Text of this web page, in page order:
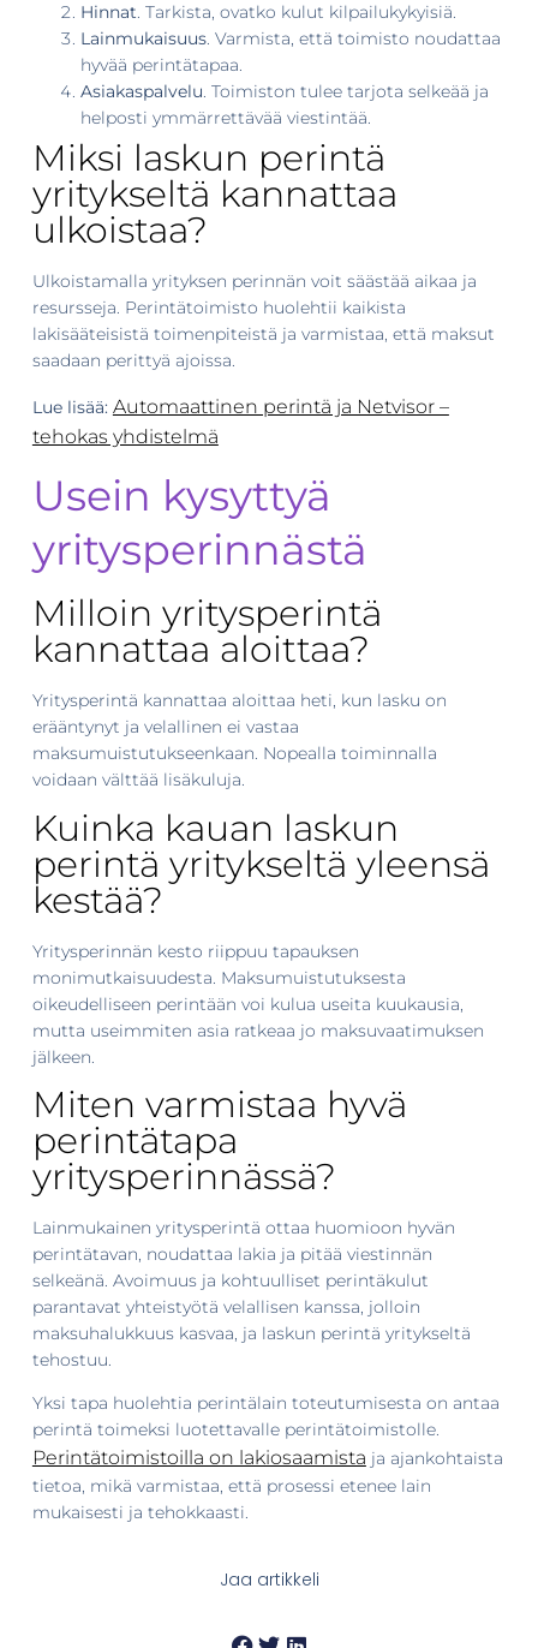
Hinnat. Tarkista, ovatko kulut kilpailukykyisiä.
Lainmukaisuus. Varmista, että toimisto noudattaa
hyvää perintätapaa.
Asiakaspalvelu. Toimiston tulee tarjota selkeää ja
helposti ymmärrettävää viestintää.
Miksi laskun perintä
yritykseltä kannattaa
ulkoistaa?
Ulkoistamalla yrityksen perinnän voit säästää aikaa ja
resursseja. Perintätoimisto huolehtii kaikista
lakisääteisistä toimenpiteistä ja varmistaa, että maksut
saadaan perittyä ajoissa.
Lue lisää: Automaattinen perintä ja Netvisor –
tehokas yhdistelmä
Usein kysyttyä
yritysperinnästä
Milloin yritysperintä
kannattaa aloittaa?
Yritysperintä kannattaa aloittaa heti, kun lasku on
erääntynyt ja velallinen ei vastaa
maksumuistutukseenkaan. Nopealla toiminnalla
voidaan välttää lisäkuluja.
Kuinka kauan laskun
perintä yritykseltä yleensä
kestää?
Yritysperinnän kesto riippuu tapauksen
monimutkaisuudesta. Maksumuistutuksesta
oikeudelliseen perintään voi kulua useita kuukausia,
mutta useimmiten asia ratkeaa jo maksuvaatimuksen
jälkeen.
Miten varmistaa hyvä
perintätapa
yritysperinnässä?
Lainmukainen yritysperintä ottaa huomioon hyvän
perintätavan, noudattaa lakia ja pitää viestinnän
selkeänä. Avoimuus ja kohtuulliset perintäkulut
parantavat yhteistyötä velallisen kanssa, jolloin
maksuhalukkuus kasvaa, ja laskun perintä yritykseltä
tehostuu.
Yksi tapa huolehtia perintälain toteutumisesta on antaa
perintä toimeksi luotettavalle perintätoimistolle.
Perintätoimistoilla on lakiosaamista ja ajankohtaista
tietoa, mikä varmistaa, että prosessi etenee lain
mukaisesti ja tehokkaasti.
Jaa artikkeli